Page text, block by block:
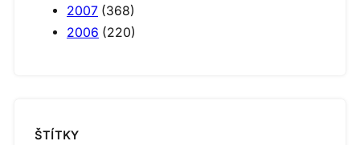
2007 (368)
2006 (220)
ŠTÍTKY